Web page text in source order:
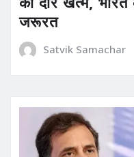
जरूरत
Satvik Samachar